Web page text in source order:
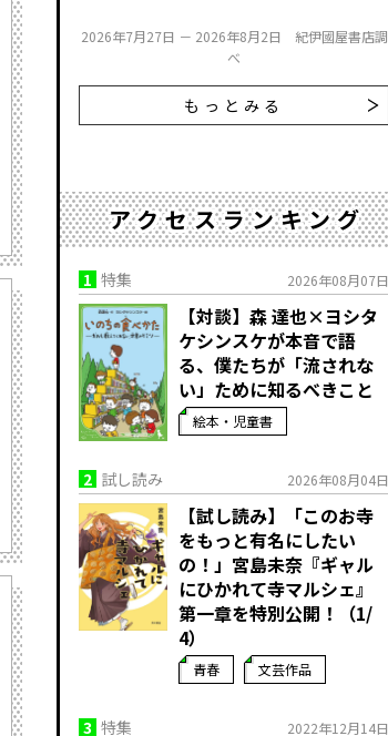
2026年7月27日 － 2026年8月2日 紀伊國屋書店調
べ
もっとみる
アクセスランキング
1 特集 2026年08月07日
【対談】森 達也×ヨシタ
ケシンスケが本音で語
る、僕たちが「流されな
い」ために知るべきこと
絵本・児童書
2 試し読み 2026年08月04日
【試し読み】「このお寺
をもっと有名にしたい
の！」宮島未奈『ギャル
にひかれて寺マルシェ』
第一章を特別公開！（1/
4）
青春 文芸作品
3 特集 2022年12月14日